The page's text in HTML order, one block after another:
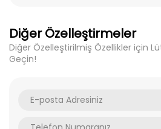
60% Derin Turuncu
%60 Kırmızı
Diğer Özelleştirmeler
Diğer Özelleştirilmiş Özellikler için
Geçin!